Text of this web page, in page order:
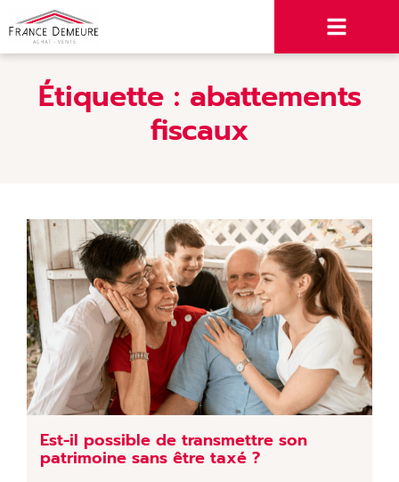
Étiquette : abattements
fiscaux
Est-il possible de transmettre son
patrimoine sans être taxé ?